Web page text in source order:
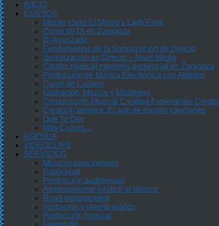
INICIO
CURSOS
Master class El Momo y Lady Funk
Curso de Dj en Zaragoza
Dj Avanzado
Fundamentos de la Sonorización de Directo
Sonorización en Directo – Nivel Medio
Combo musical moderno presencial en Zaragoza
Producción de Música Electrónica con Ableton
Curso de Cubase
Grabación, Mezcla y Mastering
Composición Musical Creativa Exploración
Creación artística. El arte de escribir canciones
One To One
Más Cursos…
AGENDA
VIDEOCLIPS
SERVICIOS
Músicos para eventos
Publicidad
Producción audiovisual
Asesoramiento jurídico al músico
Road management
Ilustración y diseño gráfico
Producción musical
Fotografía